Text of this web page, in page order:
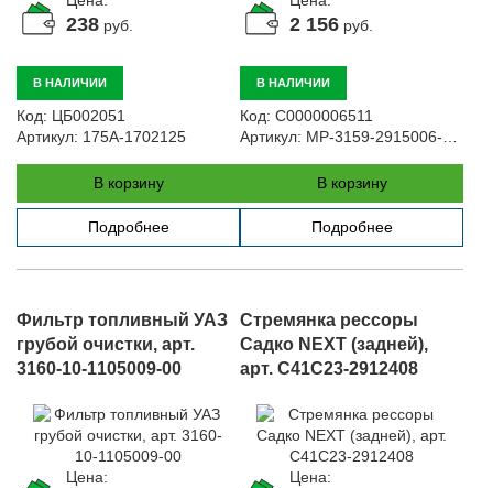
238 руб.
В НАЛИЧИИ
Код: ЦБ002051
Артикул: 175A-1702125
В корзину
Подробнее
2 156 руб.
В НАЛИЧИИ
Код: С0000006511
Артикул: MP-3159-2915006-01-G
В корзину
Подробнее
Фильтр топливный УАЗ
грубой очистки, арт.
3160-10-1105009-00
Цена:
Стремянка рессоры
Садко NEXT (задней),
арт. C41C23-2912408
Цена: